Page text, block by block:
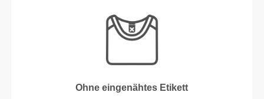
Ohne eingenähtes Etikett